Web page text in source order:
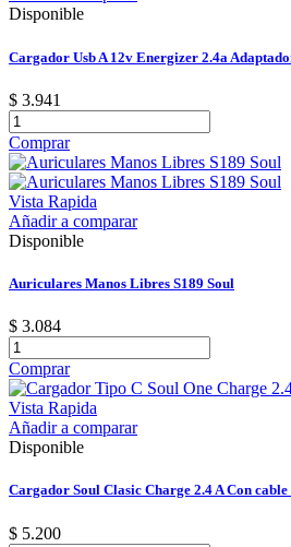
Disponible
Cargador Usb A 12v Energizer 2.4a
$ 3.941
Comprar
Vista Rapida
Añadir a comparar
Disponible
Auriculares Manos Libres S189 Soul
$ 3.084
Comprar
Vista Rapida
Añadir a comparar
Disponible
Cargador Soul Clasic Charge 2.4 A Con
$ 5.200